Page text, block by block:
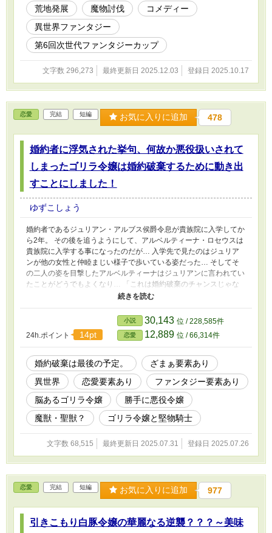
＊＊＊＊＊＊＊＊＊ ✿小説家なろうでも掲載開始いたしました。
こちらの内容のリメイク版となります。少し内容が異なりますので
もし興味がありましたら読んで貰えると嬉しいです♪
荒地発展
魔物討伐
コメディー
異世界ファンタジー
第6回次世代ファンタジーカップ
文字数 296,273 最終更新日 2025.12.03 登録日 2025.10.17
恋愛 完結 短編 お気に入りに追加 478
婚約者に浮気された挙句、何故か悪役扱いされて
しまったゴリラ令嬢は婚約破棄するために動き出
すことにしました！
ゆずこしょう
婚約者であるジュリアン・アルブス侯爵令息が貴族院に入学してか
ら2年。 その後を追うようにして、アルベルティーナ・ロセウスは
貴族院に入学する事になったのだが… 入学先で見たのはジュリア
ンが他の女性と仲睦まじい様子で歩いている姿だった… そしてそ
の二人の姿を目撃したアルベルティーナはジュリアンに言われてい
たことがどうでもよくなり… 「これは婚約破棄のチャンスじゃな
い！我が家の家訓通り1000倍返しさせていただきますわ！！」 爪
24h.ポイント 14pt
小説 30,143 位 / 228,585件
恋愛 12,889 位 / 66,314件
婚約破棄は最後の予定。
ざまぁ要素あり
異世界
恋愛要素あり
ファンタジー要素あり
脳あるゴリラ令嬢
勝手に悪役令嬢
魔獣・聖獣？
ゴリラ令嬢と堅物騎士
文字数 68,515 最終更新日 2025.07.31 登録日 2025.07.26
恋愛 完結 短編 お気に入りに追加 977
引きこもり白豚令嬢の華麗なる逆襲？？？～美味